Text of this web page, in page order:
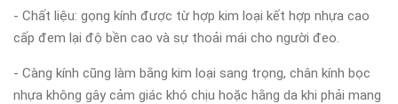
- Chất liệu: gọng kính được từ hợp kim loại kết hợp nhựa cao
cấp đem lại độ bền cao và sự thoải mái cho người đeo.
- Càng kính cũng làm bằng kim loại sang trọng, chân kính bọc
nhựa không gây cảm giác khó chịu hoặc hằng da khi phải mang